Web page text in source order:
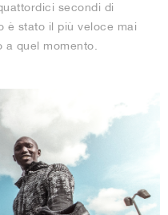
secondi di
è stato il più veloce mai
a quel momento.